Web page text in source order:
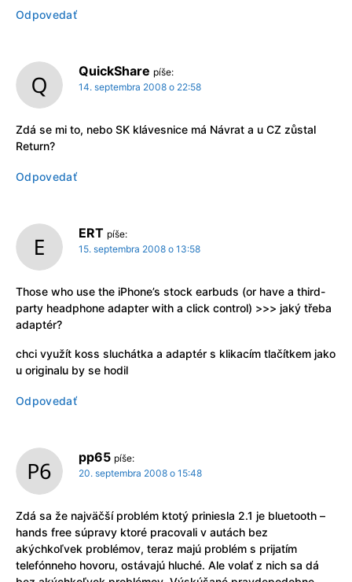
Odpovedať
QuickShare píše:
14. septembra 2008 o 22:58
Zdá se mi to, nebo SK klávesnice má Návrat a u CZ zůstal
Return?
Odpovedať
ERT píše:
15. septembra 2008 o 13:58
Those who use the iPhone’s stock earbuds (or have a third-
party headphone adapter with a click control) >>> jaký třeba
adaptér?
chci využít koss sluchátka a adaptér s klikacím tlačítkem jako
u originalu by se hodil
Odpovedať
pp65 píše:
20. septembra 2008 o 15:48
Zdá sa že najväčší problém ktotý priniesla 2.1 je bluetooth –
hands free súpravy ktoré pracovali v autách bez
akýchkoľvek problémov, teraz majú problém s prijatím
telefónneho hovoru, ostávajú hluché. Ale volať z nich sa dá